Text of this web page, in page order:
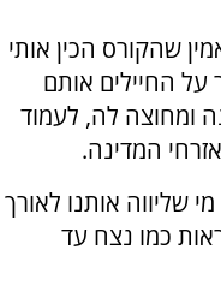
שהקורס הכין אותי
על החיילים אותם
ומחוצה לה, לעמוד
המדינה.
שליווה אותנו לאורך
כמו נצח עד